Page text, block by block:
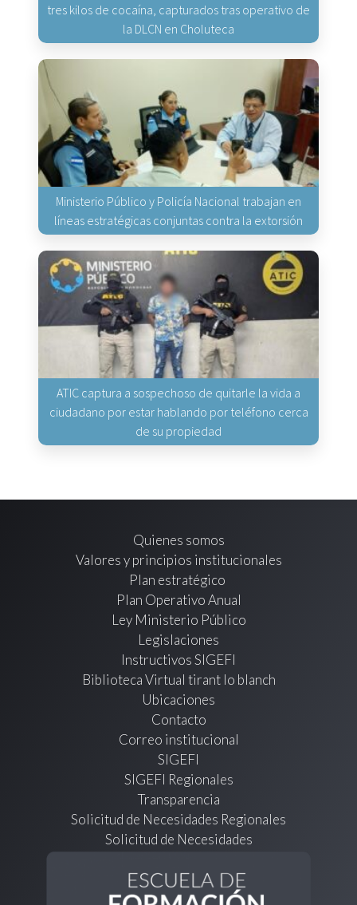
tres kilos de cocaína, capturados tras operativo de
la DLCN en Choluteca
Ministerio Público y Policía Nacional trabajan en
líneas estratégicas conjuntas contra la extorsión
ATIC captura a sospechoso de quitarle la vida a
ciudadano por estar hablando por teléfono cerca
de su propiedad
Quienes somos
Valores y principios institucionales
Plan estratégico
Plan Operativo Anual
Ley Ministerio Público
Legislaciones
Instructivos SIGEFI
Biblioteca Virtual tirant lo blanch
Ubicaciones
Contacto
Correo institucional
SIGEFI
SIGEFI Regionales
Transparencia
Solicitud de Necesidades Regionales
Solicitud de Necesidades